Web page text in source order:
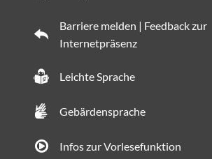
Barriere melden | Feedback zur
Internetpräsenz
Leichte Sprache
Gebärdensprache
Infos zur Vorlesefunktion